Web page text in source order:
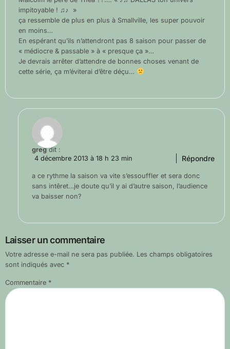
impitoyable ! ♫♪ »
ça ressemble de plus en plus à Smallville, les super pouvoir
en moins…
En espérant qu’ils n’attendront pas 8 saison pour passer de
« médiocre & passable » à « presque ça »…
Je devrais arrêter d’attendre de bonnes choses venant de
cette série, ça m’éviterai d’être déçu…
greg dit :
4 décembre 2013 à 18 h 23 min
a ce rythme la saison va vite s’essouffler et sera donc
sans intêret…je doute qu’il y ai d’autre saison, l’audience
va baisser non?
Répondre
Laisser un commentaire
Votre adresse e-mail ne sera pas publiée. Les champs obligatoires
sont indiqués avec *
Commentaire *